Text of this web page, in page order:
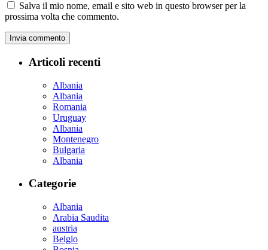
Salva il mio nome, email e sito web in questo browser per la
prossima volta che commento.
Articoli recenti
Albania
Albania
Romania
Uruguay
Albania
Montenegro
Bulgaria
Albania
Categorie
Albania
Arabia Saudita
austria
Belgio